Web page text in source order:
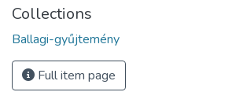
Collections
Ballagi-gyűjtemény
Full item page